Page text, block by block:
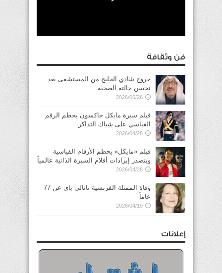
فن وثقافة
خروج شادي الخليج من المستشفى بعد
تحسن حالته الصحية
2026/06/26
فيلم سيرة مايكل جاكسون يحطم الرقم
القياسي على شباك التذاكر
2026/04/28
فيلم «مايكل» يحطم الأرقام القياسية
ويتصدر إيرادات أفلام السيرة الذاتية عالمياً
2026/04/28
وفاة الممثلة الفرنسية ناتالي باي عن 77
عاماً
2026/04/19
إعلانات